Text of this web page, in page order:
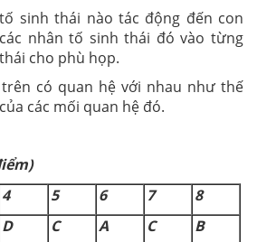
sinh thái nào tác động đến con
nhân tố sinh thái đó vào từng
cho phù họp.
có quan hệ với nhau như thế
các mối quan hệ đó.
4 5 6 7
8
D C A C B